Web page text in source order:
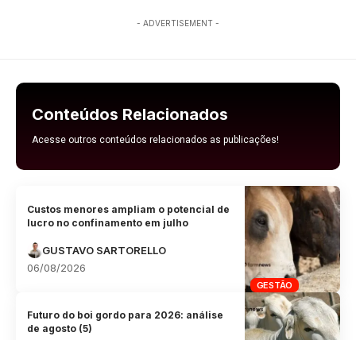
- ADVERTISEMENT -
Conteúdos Relacionados
Acesse outros conteúdos relacionados as publicações!
GESTÃO
Custos menores ampliam o potencial de
lucro no confinamento em julho
GUSTAVO SARTORELLO
06/08/2026
Futuro do boi gordo para 2026: análise
de agosto (5)